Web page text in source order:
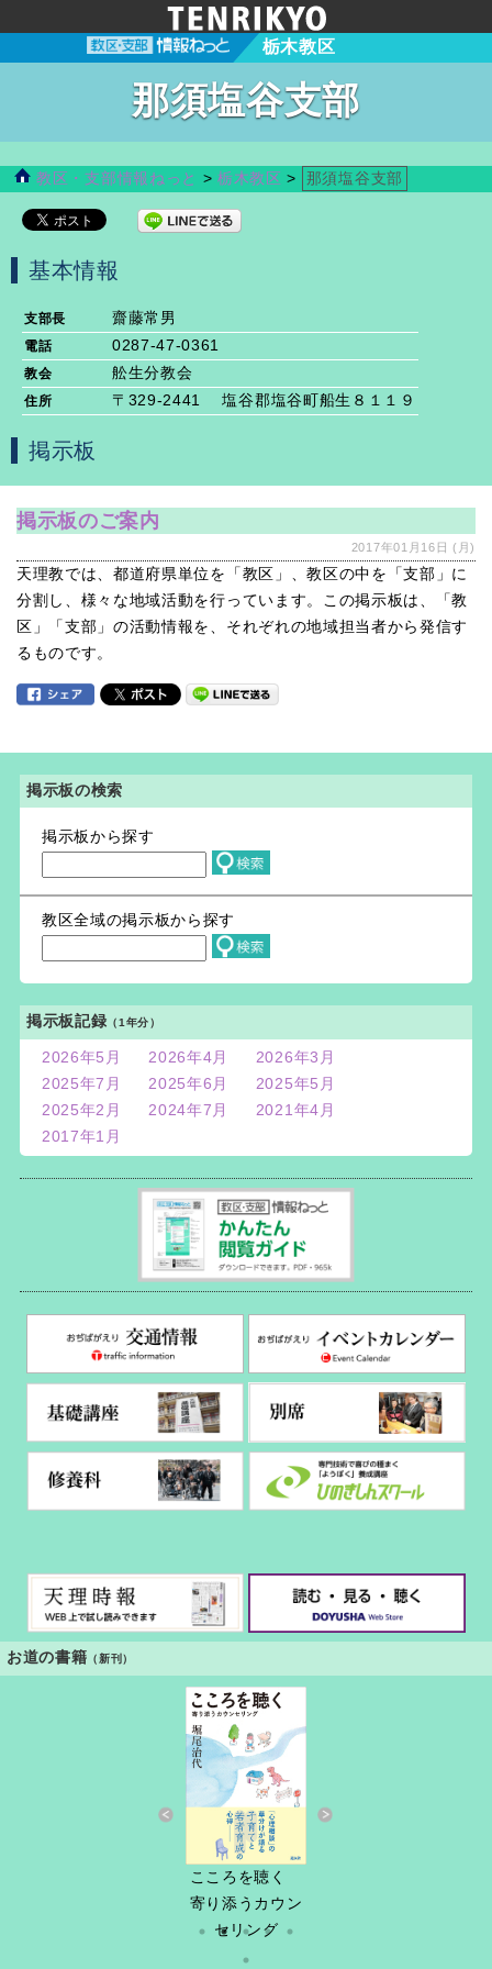
栃木教区
那須塩谷支部
教区・支部情報ねっと > 栃木教区 > 那須塩谷支部
基本情報
支部長 齋藤常男
電話 0287-47-0361
教会 舩生分教会
住所 〒329-2441 塩谷郡塩谷町船生８１１９
掲示板
掲示板のご案内
2017年01月16日 (月)
天理教では、都道府県単位を「教区」、教区の中を「支部」に
分割し、様々な地域活動を行っています。この掲示板は、「教
区」「支部」の活動情報を、それぞれの地域担当者から発信す
るものです。
掲示板の検索
掲示板から探す
教区全域の掲示板から探す
掲示板記録 （1年分）
2026年5月 2026年4月
2026年3月
2025年7月
2025年6月
2025年5月
2025年2月
2024年7月
2021年4月
2017年1月
お道の書籍 （新刊）
こころを聴く
寄り添うカウン
セリング